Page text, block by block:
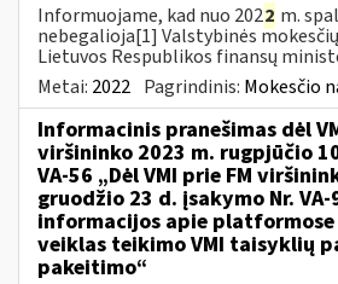
Informuojame, kad nuo 2022 m.
nebegalioja[1] Valstybinės
Lietuvos Respublikos finansų
Metai: 2022 Pagrindinis: Mokesčio
Informacinis pranešimas dėl
viršininko 2023 m. rugpjūčio
VA-56 „Dėl VMI prie FM
gruodžio 23 d. įsakymo Nr. VA-
informacijos apie
veiklas teikimo VMI taisyklių
pakeitimo“